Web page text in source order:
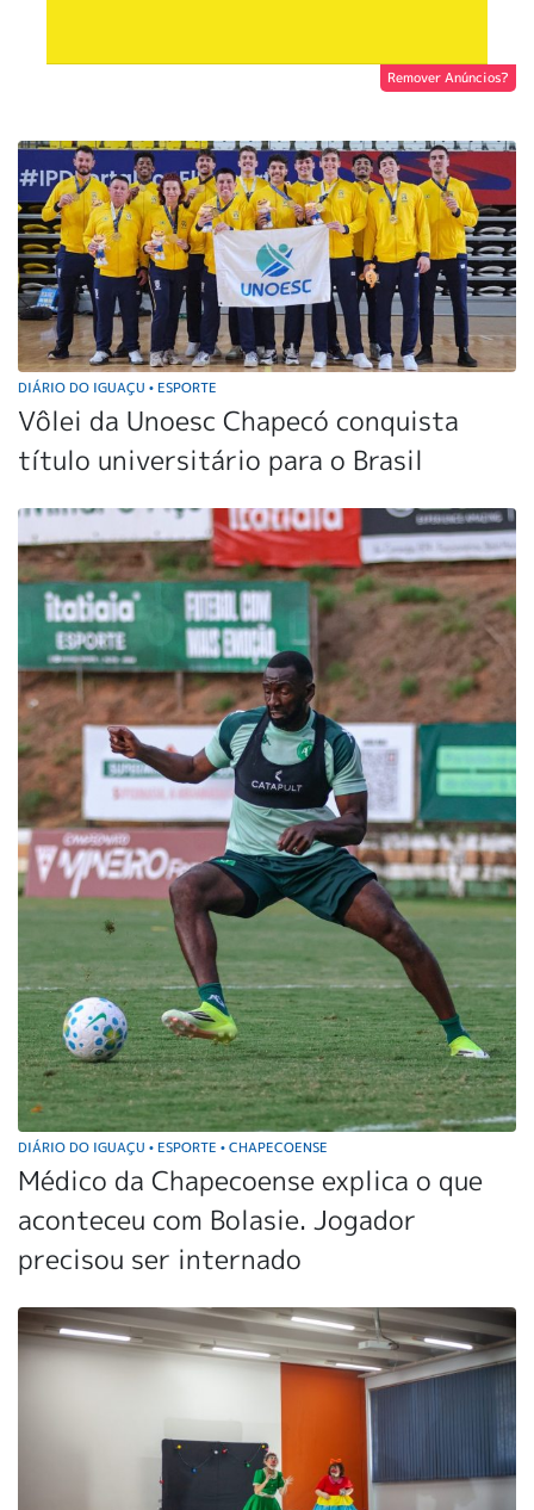
Remover Anúncios?
DIÁRIO DO IGUAÇU • ESPORTE
Vôlei da Unoesc Chapecó conquista
título universitário para o Brasil
DIÁRIO DO IGUAÇU • ESPORTE • CHAPECOENSE
Médico da Chapecoense explica o que
aconteceu com Bolasie. Jogador
precisou ser internado